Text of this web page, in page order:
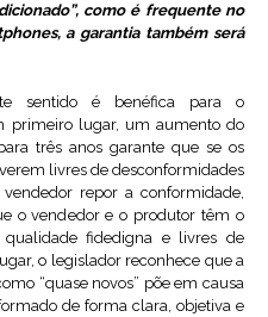
como é frequente no
a garantia também será
sentido é benéfica para o
primeiro lugar, um aumento do
três anos garante que se os
livres de desconformidades
repor a conformidade,
o vendedor e o produtor têm o
fidedigna e livres de
o legislador reconhece que a
“quase novos” põe em causa
de forma clara, objetiva e